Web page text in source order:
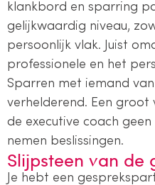
klankbord en sparring
gelijkwaardig niveau,
persoonlijk vlak. Juist
professionele en het
Sparren met iemand
verhelderend. Een groot
de executive coach
nemen beslissingen.
Slijpsteen van de
Je hebt een